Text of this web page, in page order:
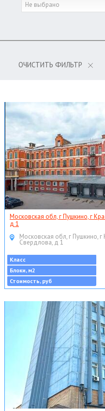
Не выбрано
ОЧИСТИТЬ ФИЛЬТР
Московская обл, г Пушкино, г
д 1
Московская обл, г Пушкино, г
Свердлова, д 1
Класс
Блоки, м2
Стоимость, руб